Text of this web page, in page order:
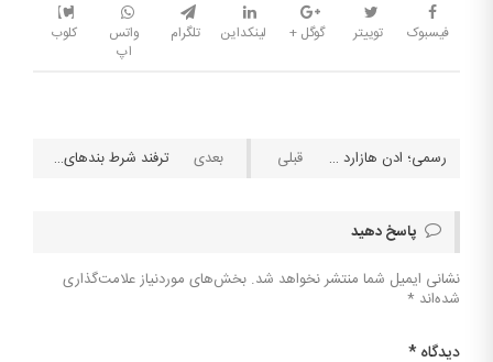
فیسبوک توییتر گوگل + لینکداین تلگرام
واتس
اپ
کلوب
رسمی؛ ادن هازارد در ۳۲ سالگی از دنیای فوتبال خداحافظی کرد ترفند شرط بندهای خیابانی که جیب ملت را خالی می‌کنند!! + ویدئو
پاسخ دهید
نشانی ایمیل شما منتشر نخواهد شد. بخش‌های موردنیاز علامت‌گذاری
شده‌اند *
دیدگاه *